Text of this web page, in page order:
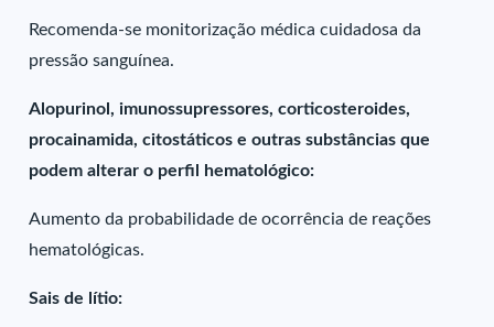
Recomenda-se monitorização médica cuidadosa da
pressão sanguínea.
Alopurinol, imunossupressores, corticosteroides,
procainamida, citostáticos e outras substâncias que
podem alterar o perfil hematológico:
Aumento da probabilidade de ocorrência de reações
hematológicas.
Sais de lítio: